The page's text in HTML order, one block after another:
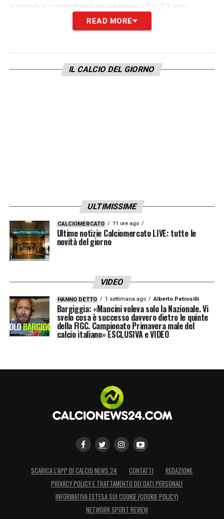
squadre scendono in campo alle 21 per
giocarsi il primo posto nel raggruppamento.
tre per il primato.
CLICCA QUI PER LA DIRETTA LIVE DI
READ MORE
IL CALCIO DEL GIORNO
ULTIMISSIME
CALCIOMERCATO 11 ore ago
Ultime notizie Calciomercato LIVE: tutte le
novità del giorno
VIDEO
HANNO DETTO 1 settimana ago Alberto Petrosilli
Bargiggia: «Mancini voleva solo la Nazionale. Vi
svelo cosa è successo davvero dietro le quinte
della FIGC. Campionato Primavera male del
calcio italiano» ESCLUSIVA e VIDEO
SCARICA L’APP DI CALCIO NEWS 24 CONTATTI
REDAZIONE
PRIVACY POLICY E TRATTAMENTO DEI DATI PERSONALI
INFORMATIVA ESTESA SUI COOKIE (COOKIE POLICY)
NETWORK SPORT REVIEW